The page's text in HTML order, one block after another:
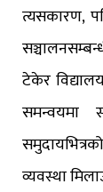
त्यसकारण,
टेकेर
समन्वयमा
व्यवस्था